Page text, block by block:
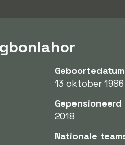
Geboortedatum
13 oktober 1986
Gepensioneerd
2018
Nationale